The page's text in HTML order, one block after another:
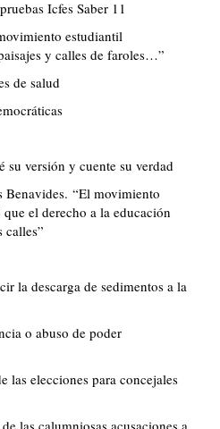
Icfes Saber 11
estudiantil
y calles de faroles…”
de salud
su versión y cuente su verdad
Benavides. “El movimiento
el derecho a la educación
calles”
la descarga de sedimentos a la
o abuso de poder
las elecciones para concejales
las calumniosas acusaciones a